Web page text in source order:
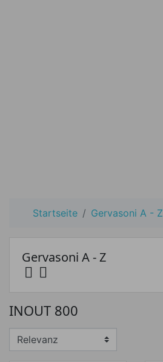
Startseite Gervasoni A - Z
Preis
Preis von
€
Gervasoni A - Z
 
INOUT 800